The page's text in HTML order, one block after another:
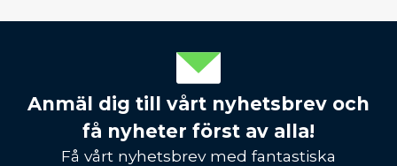
Anmäl dig till vårt nyhetsbrev och
få nyheter först av alla!
Få vårt nyhetsbrev med fantastiska